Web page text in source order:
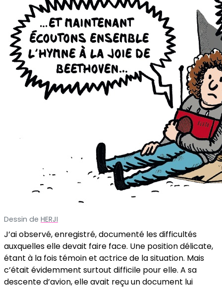
Dessin de HERJI
J’ai observé, enregistré, documenté les difficultés
auxquelles elle devait faire face. Une position délicate,
étant à la fois témoin et actrice de la situation. Mais
c’était évidemment surtout difficile pour elle. A sa
descente d’avion, elle avait reçu un document lui